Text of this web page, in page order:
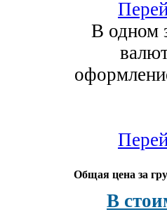
В одном
Общая цена за
В